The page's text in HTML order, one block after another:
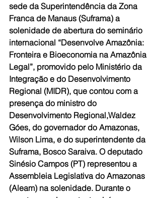
sede da Superintendência da Zona
Franca de Manaus (Suframa) a
solenidade de abertura do seminário
internacional “Desenvolve Amazônia:
Fronteira e Bioeconomia na Amazônia
Legal”, promovido pelo Ministério da
Integração e do Desenvolvimento
Regional (MIDR), que contou com a
presença do ministro do
Desenvolvimento Regional,Waldez
Góes, do governador do Amazonas,
Wilson Lima, e do superintendente da
Suframa, Bosco Saraiva. O deputado
Sinésio Campos (PT) representou a
Assembleia Legislativa do Amazonas
(Aleam) na solenidade. Durante o